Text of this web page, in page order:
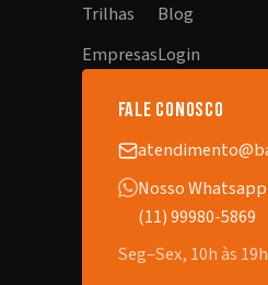
Trilhas
Empresas
Blog
Login
fale conosco
Nosso Whatsapp
(11) 99980-5869
Seg–Sex, 10h às 19h